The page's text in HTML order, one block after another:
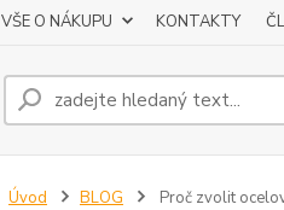
VŠE O NÁKUPU KONTAKTY
Úvod BLOG Proč zvolit